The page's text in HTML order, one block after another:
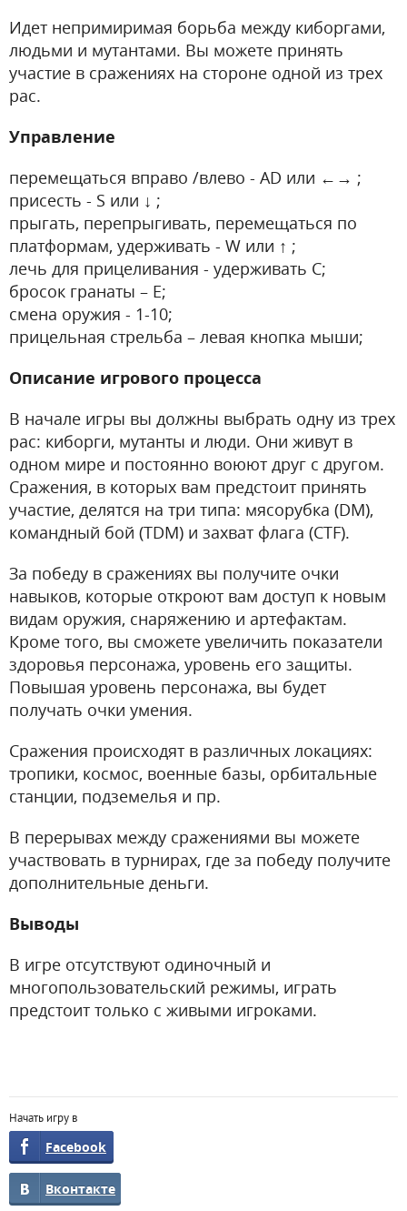
Идет непримиримая борьба между киборгами,
людьми и мутантами. Вы можете принять
участие в сражениях на стороне одной из трех
рас.
Управление
перемещаться вправо /влево - AD или ←→ ;
присесть - S или ↓ ;
прыгать, перепрыгивать, перемещаться по
платформам, удерживать - W или ↑ ;
лечь для прицеливания - удерживать C;
бросок гранаты – E;
смена оружия - 1-10;
прицельная стрельба – левая кнопка мыши;
Описание игрового процесса
В начале игры вы должны выбрать одну из трех
рас: киборги, мутанты и люди. Они живут в
одном мире и постоянно воюют друг с другом.
Сражения, в которых вам предстоит принять
участие, делятся на три типа: мясорубка (DM),
командный бой (TDM) и захват флага (CTF).
За победу в сражениях вы получите очки
навыков, которые откроют вам доступ к новым
видам оружия, снаряжению и артефактам.
Кроме того, вы сможете увеличить показатели
здоровья персонажа, уровень его защиты.
Повышая уровень персонажа, вы будет
получать очки умения.
Сражения происходят в различных локациях:
тропики, космос, военные базы, орбитальные
станции, подземелья и пр.
В перерывах между сражениями вы можете
участвовать в турнирах, где за победу получите
дополнительные деньги.
Выводы
В игре отсутствуют одиночный и
многопользовательский режимы, играть
предстоит только с живыми игроками.
Начать игру в
Facebook
Вконтакте